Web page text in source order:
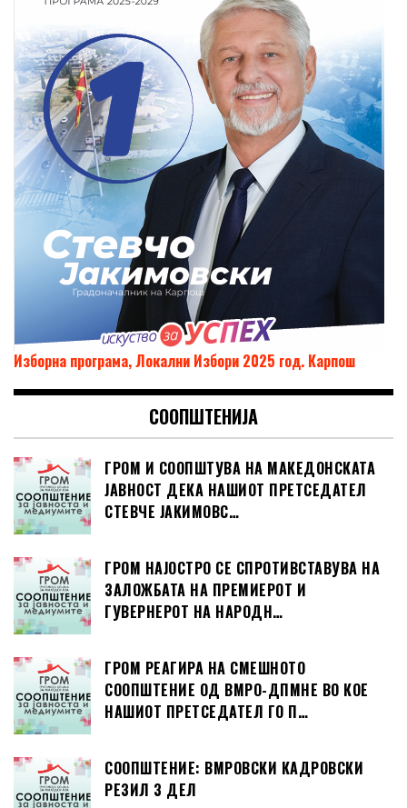
Изборна програма, Локални Избори 2025 год. Карпош
СООПШТЕНИЈА
ГРОМ И СООПШТУВА НА МАКЕДОНСКАТА
ЈАВНОСТ ДЕКА НАШИОТ ПРЕТСЕДАТЕЛ
СТЕВЧЕ ЈАКИМОВС…
ГРОМ НАЈОСТРО СЕ СПРОТИВСТАВУВА НА
ЗАЛОЖБАТА НА ПРЕМИЕРОТ И
ГУВЕРНЕРОТ НА НАРОДН…
ГРОМ РЕАГИРА НА СМЕШНОТО
СООПШТЕНИЕ ОД ВМРО-ДПМНЕ ВО КОЕ
НАШИОТ ПРЕТСЕДАТЕЛ ГО П…
СООПШТЕНИЕ: ВМРОВСКИ КАДРОВСКИ
РЕЗИЛ 3 ДЕЛ